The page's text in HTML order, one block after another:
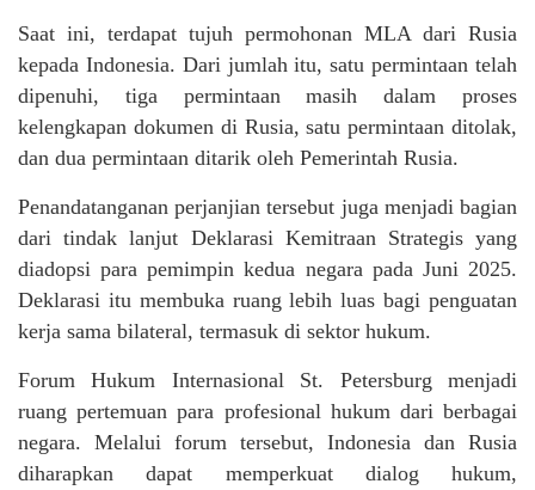
Saat ini, terdapat tujuh permohonan MLA dari Rusia
kepada Indonesia. Dari jumlah itu, satu permintaan telah
dipenuhi, tiga permintaan masih dalam proses
kelengkapan dokumen di Rusia, satu permintaan ditolak,
dan dua permintaan ditarik oleh Pemerintah Rusia.
Penandatanganan perjanjian tersebut juga menjadi bagian
dari tindak lanjut Deklarasi Kemitraan Strategis yang
diadopsi para pemimpin kedua negara pada Juni 2025.
Deklarasi itu membuka ruang lebih luas bagi penguatan
kerja sama bilateral, termasuk di sektor hukum.
Forum Hukum Internasional St. Petersburg menjadi
ruang pertemuan para profesional hukum dari berbagai
negara. Melalui forum tersebut, Indonesia dan Rusia
diharapkan dapat memperkuat dialog hukum,